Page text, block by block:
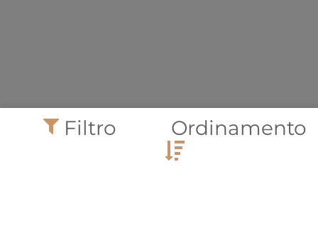
Filtro Ordinamento